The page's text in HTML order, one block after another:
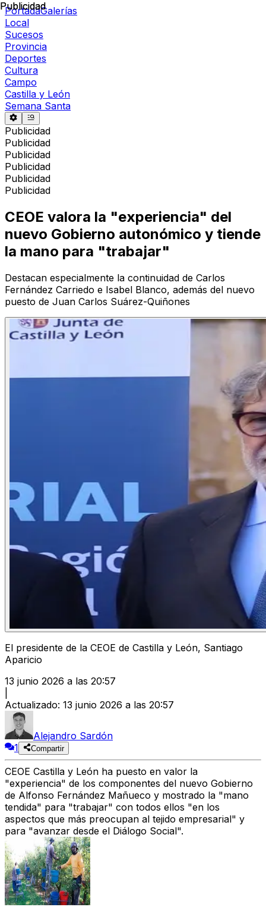
PortadaGalerías
Local
Sucesos
Provincia
Deportes
Cultura
Campo
Castilla y León
Semana Santa
Publicidad
Publicidad
Publicidad
Publicidad
Publicidad
Publicidad
Publicidad
CEOE valora la "experiencia" del
nuevo Gobierno autonómico y tiende
la mano para "trabajar"
Destacan especialmente la continuidad de Carlos
Fernández Carriedo e Isabel Blanco, además del nuevo
puesto de Juan Carlos Suárez-Quiñones
El presidente de la CEOE de Castilla y León, Santiago
Aparicio
13 junio 2026 a las 20:57
Actualizado: 13 junio 2026 a las 20:57
Alejandro Sardón
1
Compartir
CEOE Castilla y León ha puesto en valor la
"experiencia" de los componentes del nuevo Gobierno
de Alfonso Fernández Mañueco y mostrado la "mano
tendida" para "trabajar" con todos ellos "en los
aspectos que más preocupan al tejido empresarial" y
para "avanzar desde el Diálogo Social".
Publicidad